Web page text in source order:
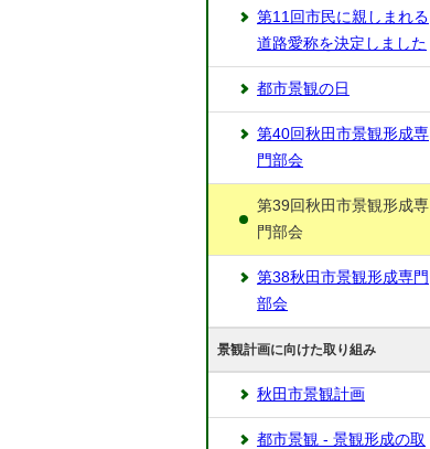
第11回市民に親しまれる
道路愛称を決定しました
都市景観の日
第40回秋田市景観形成専
門部会
第39回秋田市景観形成専
門部会
第38秋田市景観形成専門
部会
景観計画に向けた取り組み
秋田市景観計画
都市景観 - 景観形成の取